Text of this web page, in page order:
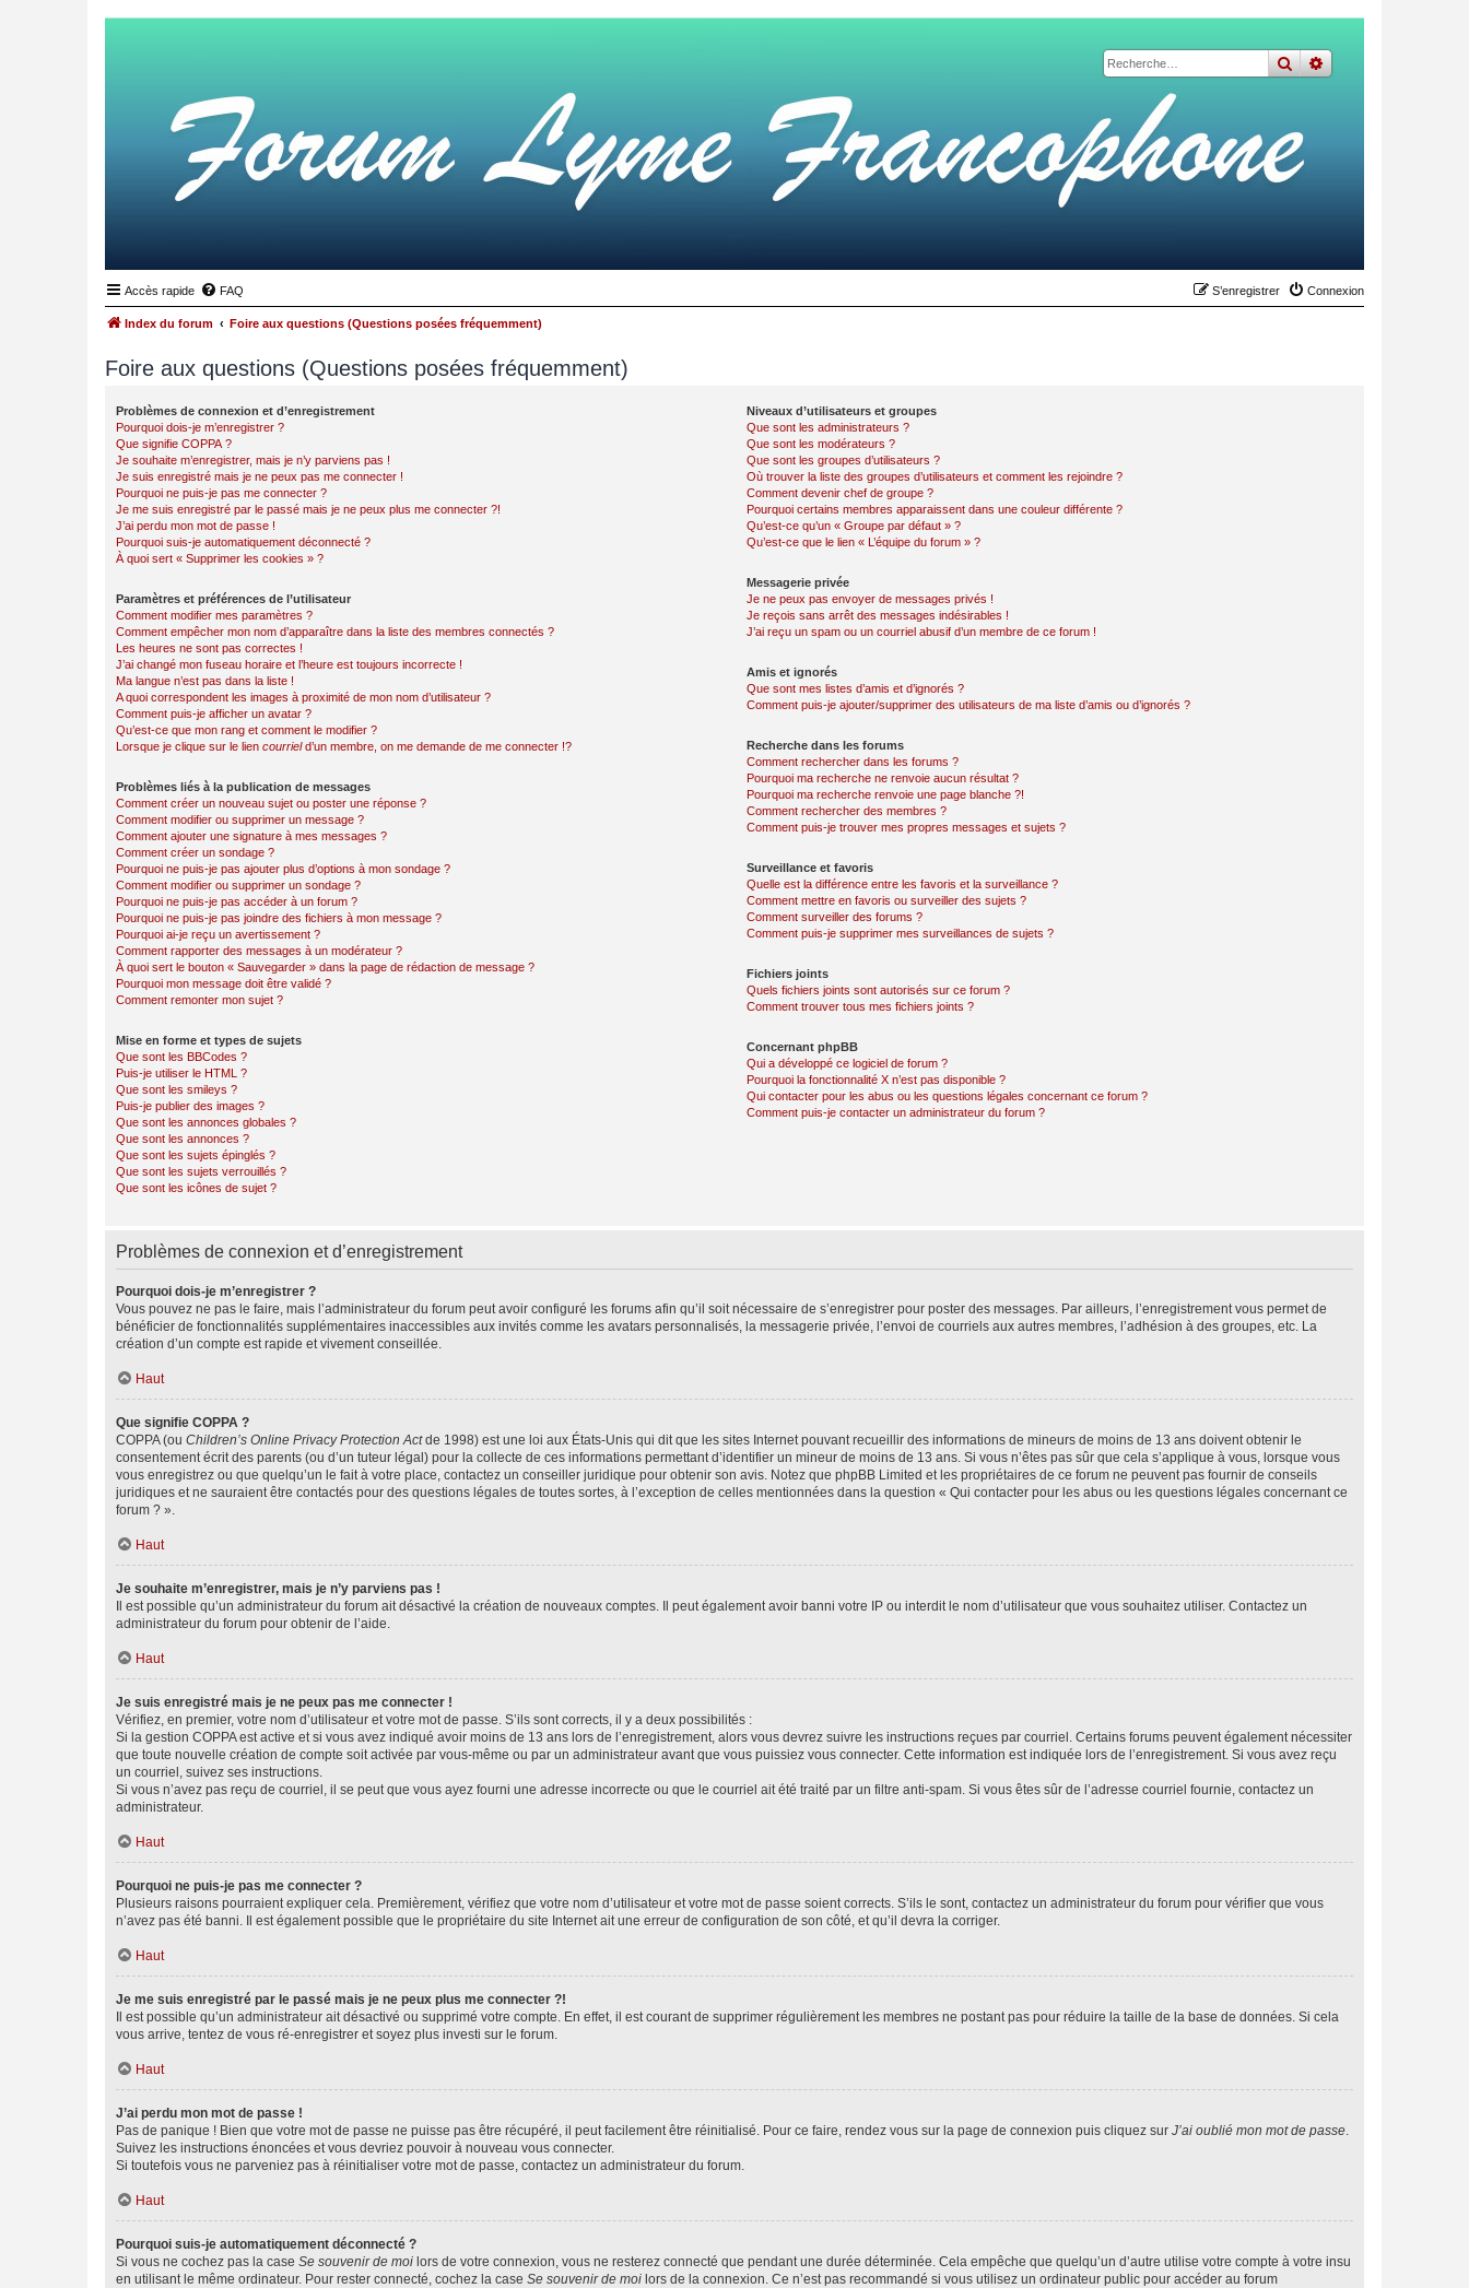
rechercher
recherche
Accès rapide FAQ Connexion
S’enregistrer
Index du forum Foire aux questions (Questions posées fréquemment)
Foire aux questions (Questions posées fréquemment)
Problèmes de connexion et d’enregistrement
Pourquoi dois-je m’enregistrer ?
Que signifie COPPA ?
Je souhaite m’enregistrer, mais je n’y parviens pas !
Je suis enregistré mais je ne peux pas me connecter !
Pourquoi ne puis-je pas me connecter ?
Je me suis enregistré par le passé mais je ne peux plus me connecter ?!
J’ai perdu mon mot de passe !
Pourquoi suis-je automatiquement déconnecté ?
À quoi sert « Supprimer les cookies » ?
Paramètres et préférences de l’utilisateur
Comment modifier mes paramètres ?
Comment empêcher mon nom d’apparaître dans la liste des membres connectés ?
Les heures ne sont pas correctes !
J’ai changé mon fuseau horaire et l’heure est toujours incorrecte !
Ma langue n’est pas dans la liste !
A quoi correspondent les images à proximité de mon nom d’utilisateur ?
Comment puis-je afficher un avatar ?
Qu’est-ce que mon rang et comment le modifier ?
Lorsque je clique sur le lien courrield’un membre, on me demande de me connecter !?
Problèmes liés à la publication de messages
Comment créer un nouveau sujet ou poster une réponse ?
Comment modifier ou supprimer un message ?
Comment ajouter une signature à mes messages ?
Comment créer un sondage ?
Pourquoi ne puis-je pas ajouter plus d’options à mon sondage ?
Comment modifier ou supprimer un sondage ?
Pourquoi ne puis-je pas accéder à un forum ?
Pourquoi ne puis-je pas joindre des fichiers à mon message ?
Pourquoi ai-je reçu un avertissement ?
Comment rapporter des messages à un modérateur ?
À quoi sert le bouton « Sauvegarder » dans la page de rédaction de message ?
Pourquoi mon message doit être validé ?
Comment remonter mon sujet ?
Mise en forme et types de sujets
Que sont les BBCodes ?
Puis-je utiliser le HTML ?
Que sont les smileys ?
Puis-je publier des images ?
Que sont les annonces globales ?
Que sont les annonces ?
Que sont les sujets épinglés ?
Que sont les sujets verrouillés ?
Que sont les icônes de sujet ?
Niveaux d’utilisateurs et groupes
Que sont les administrateurs ?
Que sont les modérateurs ?
Que sont les groupes d’utilisateurs ?
Où trouver la liste des groupes d’utilisateurs et comment les rejoindre ?
Comment devenir chef de groupe ?
Pourquoi certains membres apparaissent dans une couleur différente ?
Qu’est-ce qu’un « Groupe par défaut » ?
Qu’est-ce que le lien « L’équipe du forum » ?
Messagerie privée
Je ne peux pas envoyer de messages privés !
Je reçois sans arrêt des messages indésirables !
J’ai reçu un spam ou un courriel abusif d’un membre de ce forum !
Amis et ignorés
Que sont mes listes d’amis et d’ignorés ?
Comment puis-je ajouter/supprimer des utilisateurs de ma liste d’amis ou d’ignorés ?
Recherche dans les forums
Comment rechercher dans les forums ?
Pourquoi ma recherche ne renvoie aucun résultat ?
Pourquoi ma recherche renvoie une page blanche ?!
Comment rechercher des membres ?
Comment puis-je trouver mes propres messages et sujets ?
Surveillance et favoris
Quelle est la différence entre les favoris et la surveillance ?
Comment mettre en favoris ou surveiller des sujets ?
Comment surveiller des forums ?
Comment puis-je supprimer mes surveillances de sujets ?
Fichiers joints
Quels fichiers joints sont autorisés sur ce forum ?
Comment trouver tous mes fichiers joints ?
Concernant phpBB
Qui a développé ce logiciel de forum ?
Pourquoi la fonctionnalité X n’est pas disponible ?
Qui contacter pour les abus ou les questions légales concernant ce forum ?
Comment puis-je contacter un administrateur du forum ?
Problèmes de connexion et d’enregistrement
Pourquoi dois-je m’enregistrer ?
Vous pouvez ne pas le faire, mais l’administrateur du forum peut avoir configuré les forums afin qu’il soit nécessaire de s’enregistrer pour poster des messages. Par ailleurs, l’enregistrement vous permet de
bénéficier de fonctionnalités supplémentaires inaccessibles aux invités comme les avatars personnalisés, la messagerie privée, l’envoi de courriels aux autres membres, l’adhésion à des groupes, etc. La
création d’un compte est rapide et vivement conseillée.
Haut
Que signifie COPPA ?
COPPA (ou Children’s Online Privacy Protection Actde 1998) est une loi aux États-Unis qui dit que les sites Internet pouvant recueillir des informations de mineurs de moins de 13 ans doivent obtenir le
consentement écrit des parents (ou d’un tuteur légal) pour la collecte de ces informations permettant d’identifier un mineur de moins de 13 ans. Si vous n’êtes pas sûr que cela s’applique à vous, lorsque vous
vous enregistrez ou que quelqu’un le fait à votre place, contactez un conseiller juridique pour obtenir son avis. Notez que phpBB Limited et les propriétaires de ce forum ne peuvent pas fournir de conseils
juridiques et ne sauraient être contactés pour des questions légales de toutes sortes, à l’exception de celles mentionnées dans la question « Qui contacter pour les abus ou les questions légales concernant ce
forum ? ».
Haut
Je souhaite m’enregistrer, mais je n’y parviens pas !
Il est possible qu’un administrateur du forum ait désactivé la création de nouveaux comptes. Il peut également avoir banni votre IP ou interdit le nom d’utilisateur que vous souhaitez utiliser. Contactez un
administrateur du forum pour obtenir de l’aide.
Haut
Je suis enregistré mais je ne peux pas me connecter !
Vérifiez, en premier, votre nom d’utilisateur et votre mot de passe. S’ils sont corrects, il y a deux possibilités :
Si la gestion COPPA est active et si vous avez indiqué avoir moins de 13 ans lors de l’enregistrement, alors vous devrez suivre les instructions reçues par courriel. Certains forums peuvent également nécessiter
que toute nouvelle création de compte soit activée par vous-même ou par un administrateur avant que vous puissiez vous connecter. Cette information est indiquée lors de l’enregistrement. Si vous avez reçu
un courriel, suivez ses instructions.
Si vous n’avez pas reçu de courriel, il se peut que vous ayez fourni une adresse incorrecte ou que le courriel ait été traité par un filtre anti-spam. Si vous êtes sûr de l’adresse courriel fournie, contactez un
administrateur.
Haut
Pourquoi ne puis-je pas me connecter ?
Plusieurs raisons pourraient expliquer cela. Premièrement, vérifiez que votre nom d’utilisateur et votre mot de passe soient corrects. S’ils le sont, contactez un administrateur du forum pour vérifier que vous
n’avez pas été banni. Il est également possible que le propriétaire du site Internet ait une erreur de configuration de son côté, et qu’il devra la corriger.
Haut
Je me suis enregistré par le passé mais je ne peux plus me connecter ?!
Il est possible qu’un administrateur ait désactivé ou supprimé votre compte. En effet, il est courant de supprimer régulièrement les membres ne postant pas pour réduire la taille de la base de données. Si cela
vous arrive, tentez de vous ré-enregistrer et soyez plus investi sur le forum.
Haut
J’ai perdu mon mot de passe !
Pas de panique ! Bien que votre mot de passe ne puisse pas être récupéré, il peut facilement être réinitialisé. Pour ce faire, rendez vous sur la page de connexion puis cliquez sur J’ai oublié mon mot de passe.
Suivez les instructions énoncées et vous devriez pouvoir à nouveau vous connecter.
Si toutefois vous ne parveniez pas à réinitialiser votre mot de passe, contactez un administrateur du forum.
Haut
Pourquoi suis-je automatiquement déconnecté ?
Si vous ne cochez pas la case Se souvenir de moi lors de votre connexion, vous ne resterez connecté que pendant une durée déterminée. Cela empêche que quelqu’un d’autre utilise votre compte à votre insu
en utilisant le même ordinateur. Pour rester connecté, cochez la case Se souvenir de moi lors de la connexion. Ce n’est pas recommandé si vous utilisez un ordinateur public pour accéder au forum